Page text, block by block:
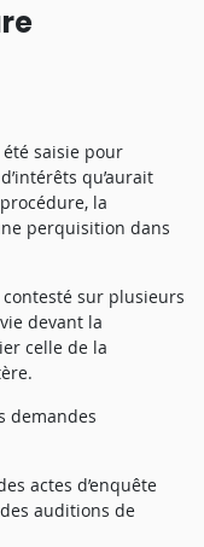
été saisie pour
qu’aurait
la
perquisition dans
sur plusieurs
devant la
celle de la
demandes
actes d’enquête
auditions de